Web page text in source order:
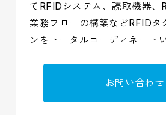
てRFIDシステム、読取機器、
業務フローの構築などRFIDタ
ンをトータルコーディネート
お問い合わせ